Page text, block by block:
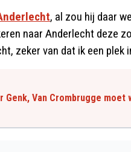
, al zou hij daar
naar Anderlecht deze
zeker van dat ik een plek
Genk, Van Crombrugge moet